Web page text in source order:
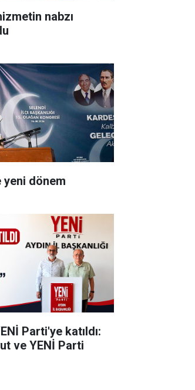
nabzı
yeni dönem
Parti'ye katıldı:
ve YENİ Parti